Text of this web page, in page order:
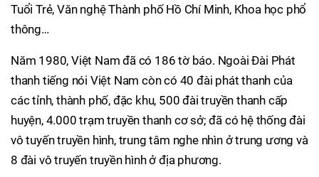
Tuổi Trẻ, Văn nghệ Thành phố Hồ Chí Minh, Khoa học phổ
thông…
Năm 1980, Việt Nam đã có 186 tờ báo. Ngoài Đài Phát
thanh tiếng nói Việt Nam còn có 40 đài phát thanh của
các tỉnh, thành phố, đặc khu, 500 đài truyền thanh cấp
huyện, 4.000 trạm truyền thanh cơ sở; đã có hệ thống đài
vô tuyến truyền hình, trung tâm nghe nhìn ở trung ương và
8 đài vô truyến truyền hình ở địa phương.